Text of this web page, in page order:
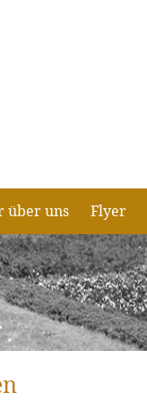
über uns Flyer